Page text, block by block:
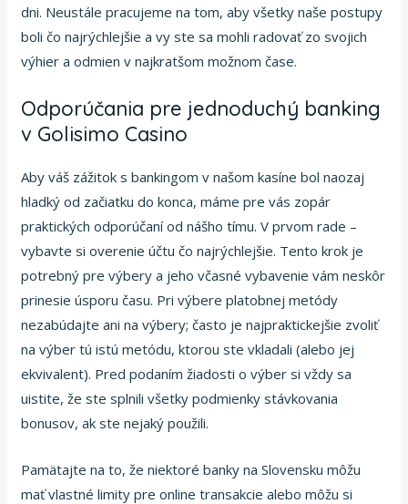
dni. Neustále pracujeme na tom, aby všetky naše postupy
boli čo najrýchlejšie a vy ste sa mohli radovať zo svojich
výhier a odmien v najkratšom možnom čase.
Odporúčania pre jednoduchý banking
v Golisimo Casino
Aby váš zážitok s bankingom v našom kasíne bol naozaj
hladký od začiatku do konca, máme pre vás zopár
praktických odporúčaní od nášho tímu. V prvom rade –
vybavte si overenie účtu čo najrýchlejšie. Tento krok je
potrebný pre výbery a jeho včasné vybavenie vám neskôr
prinesie úsporu času. Pri výbere platobnej metódy
nezabúdajte ani na výbery; často je najpraktickejšie zvoliť
na výber tú istú metódu, ktorou ste vkladali (alebo jej
ekvivalent). Pred podaním žiadosti o výber si vždy sa
uistite, že ste splnili všetky podmienky stávkovania
bonusov, ak ste nejaký použili.
Pamätajte na to, že niektoré banky na Slovensku môžu
mať vlastné limity pre online transakcie alebo môžu si